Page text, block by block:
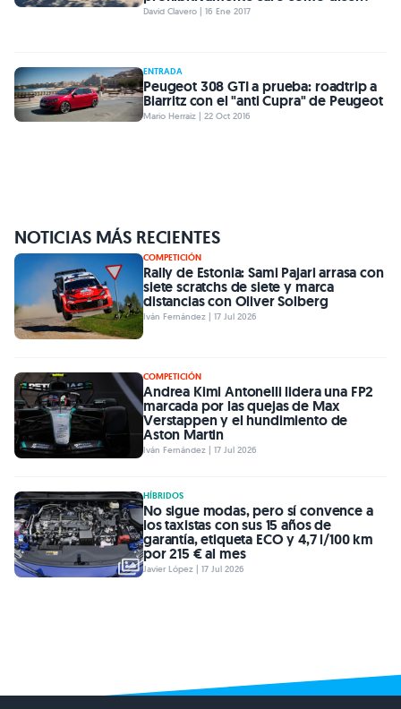
David Clavero | 16 Ene 2017
ENTRADA
Peugeot 308 GTI a prueba: roadtrip a
Biarritz con el "anti Cupra" de Peugeot
Mario Herraiz | 22 Oct 2016
NOTICIAS MÁS RECIENTES
COMPETICIÓN
Rally de Estonia: Sami Pajari arrasa con
siete scratchs de siete y marca
distancias con Oliver Solberg
Iván Fernández | 17 Jul 2026
COMPETICIÓN
Andrea Kimi Antonelli lidera una FP2
marcada por las quejas de Max
Verstappen y el hundimiento de
Aston Martin
Iván Fernández | 17 Jul 2026
HÍBRIDOS
No sigue modas, pero sí convence a
los taxistas con sus 15 años de
garantía, etiqueta ECO y 4,7 l/100 km
por 215 € al mes
Javier López | 17 Jul 2026